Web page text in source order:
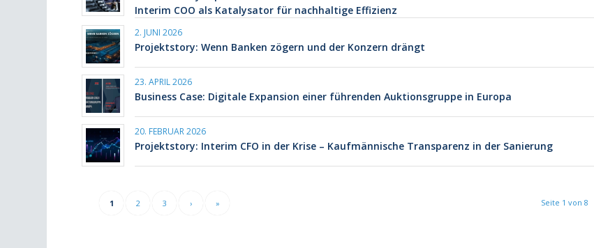
Interim COO als Katalysator für nachhaltige Effizienz
2. JUNI 2026
Projektstory: Wenn Banken zögern und der Konzern drängt
23. APRIL 2026
Business Case: Digitale Expansion einer führenden Auktionsgruppe in Europa
20. FEBRUAR 2026
Projektstory: Interim CFO in der Krise – Kaufmännische Transparenz in der Sanierung
Seite 1 von 8
1 2 3 › »